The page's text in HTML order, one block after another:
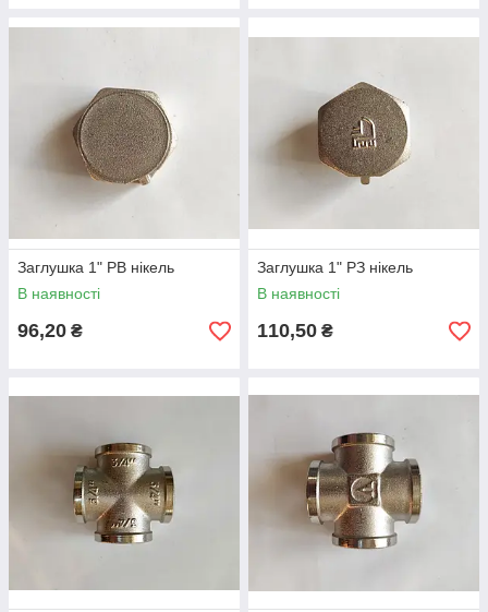
Заглушка 1" РВ нікель
В наявності
96,20 ₴
Заглушка 1" РЗ нікель
В наявності
110,50 ₴